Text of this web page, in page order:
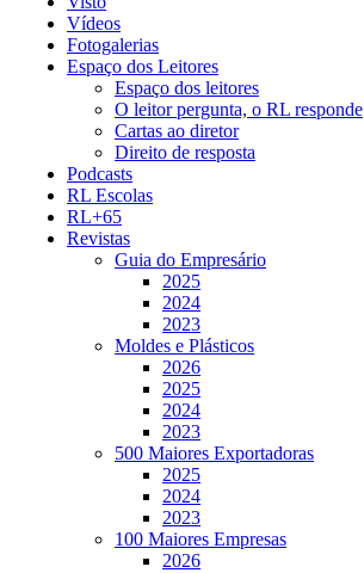
Vídeos
Fotogalerias
Espaço dos Leitores
Espaço dos leitores
O leitor pergunta, o RL responde
Cartas ao diretor
Direito de resposta
Podcasts
RL Escolas
RL+65
Revistas
Guia do Empresário
2025
2024
2023
Moldes e Plásticos
2026
2025
2024
2023
500 Maiores Exportadoras
2025
2024
2023
100 Maiores Empresas
2026